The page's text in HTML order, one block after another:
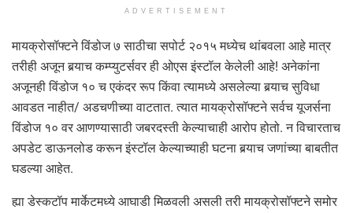
ADVERTISEMENT
मायक्रोसॉफ्टने विंडोज ७ साठीचा सपोर्ट २०१५ मध्येच थांबवला आहे मात्र
तरीही अजून बर्‍याच कम्प्युटर्सवर ही ओएस इंस्टॉल केलेली आहे! अनेकांना
अजूनही विंडोज १० च एकंदर रूप किंवा त्यामध्ये असलेल्या बर्‍याच सुविधा
आवडत नाहीत/ अडचणीच्या वाटतात. त्यात मायक्रोसॉफ्टने सर्वच यूजर्सना
विंडोज १० वर आणण्यासाठी जबरदस्ती केल्याचाही आरोप होतो. न विचारताच
अपडेट डाऊनलोड करून इंस्टॉल केल्याच्याही घटना बर्‍याच जणांच्या बाबतीत
घडल्या आहेत.
ह्या डेस्कटॉप मार्केटमध्ये आघाडी मिळवली असली तरी मायक्रोसॉफ्टने समोर